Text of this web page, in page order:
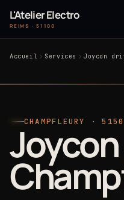
L'Atelier Electro
REIMS · 51100
Accueil Services Joycon
CHAMPFLEURY ·